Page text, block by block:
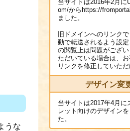
うな
当サイトは2016年2月
om/からhttps://
ました。
旧ドメインへのリンク
動で転送されるよう設
の閲覧上は問題がござ
ただいている場合は、
リンクを修正していただ
デザイン変
当サイトは2017年4月
レット向けのデザイン
た。